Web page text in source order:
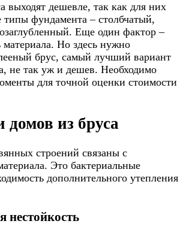
выходят дешевле, так как для них
типы фундамента – столбчатый,
Еще один фактор –
материала. Но здесь нужно
брус, самый лучший вариант
не так уж и дешев. Необходимо
для точной оценки стоимости
домов из бруса
строений связаны с
Это бактериальные
дополнительного утепления
нестойкость